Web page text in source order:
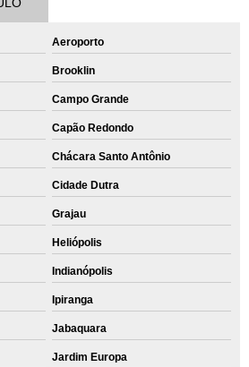
valor São Domingos
hd formatado Vila Cordeiro
pen drive Mairiporã
dados hd externo Freguesia do Ó
dados pen drive Jardim Iguatemi
hd externo Vila Formosa
Ermelino Matarazzo
Aeroporto
Brooklin
Campo Grande
Capão Redondo
Chácara Santo Antônio
Cidade Dutra
Grajau
Heliópolis
Indianópolis
Ipiranga
Jabaquara
Jardim Europa